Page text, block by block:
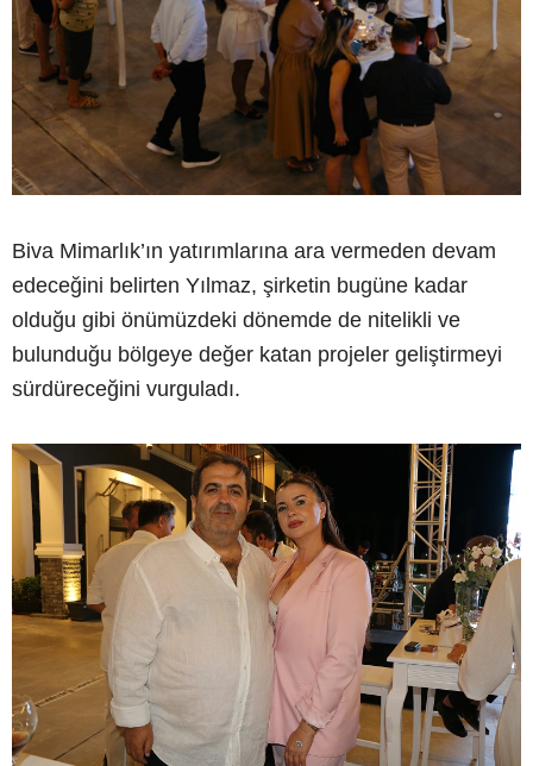
Biva Mimarlık’ın yatırımlarına ara vermeden devam
edeceğini belirten Yılmaz, şirketin bugüne kadar
olduğu gibi önümüzdeki dönemde de nitelikli ve
bulunduğu bölgeye değer katan projeler geliştirmeyi
sürdüreceğini vurguladı.